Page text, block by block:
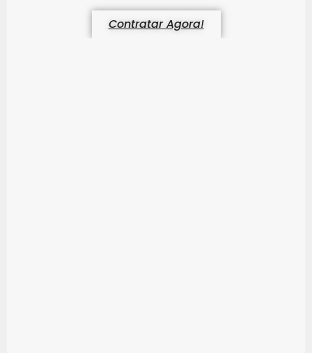
Contratar Agora!